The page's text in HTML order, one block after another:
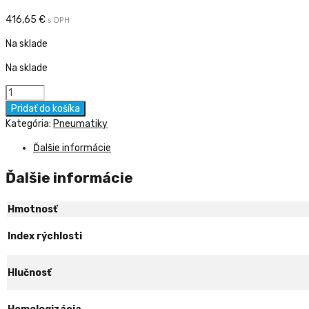
416,65 € s DPH
Na sklade
Na sklade
množstvo
PIRELLI
L315/35
PZERO
111Y
R/F
RG
Pridať do košíka
Kategória: Pneumatiky
Ďalšie informácie
Ďalšie informácie
Hmotnosť
Index rýchlosti
Hlučnosť